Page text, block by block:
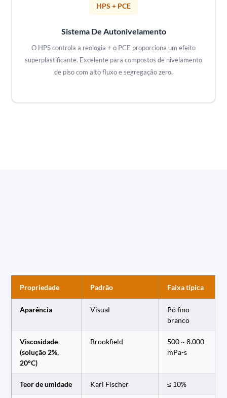
HPS + PCE
Sistema De Autonivelamento
O HPS controla a reologia + o PCE proporciona um efeito
superplastificante. Excelente para compostos de nivelamento
de piso com alto fluxo e segregação zero.
Propriedade Padrão Faixa típica
Aparência Visual
Pó fino
branco
Viscosidade
(solução 2%,
20°C)
Brookfield
500 ~ 8.000
mPa-s
Teor de umidade Karl Fischer ≤ 10%